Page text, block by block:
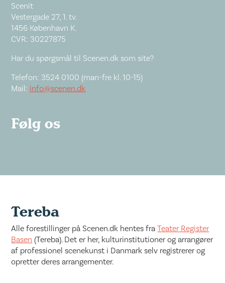
Scenit
Vestergade 27, 1. tv.
1456 København K.
CVR: 30227875
Har du spørgsmål til Scenen.dk som site?
Telefon: 3524 0100 (man-fre kl. 10-15)
Mail: info@scenen.dk
Følg os
Tereba
Alle forestillinger på Scenen.dk hentes fraTeater Register
Basen (Tereba). Det er her, kulturinstitutioner og arrangører
af professionel scenekunst i Danmark selv registrerer og
opretter deres arrangementer.